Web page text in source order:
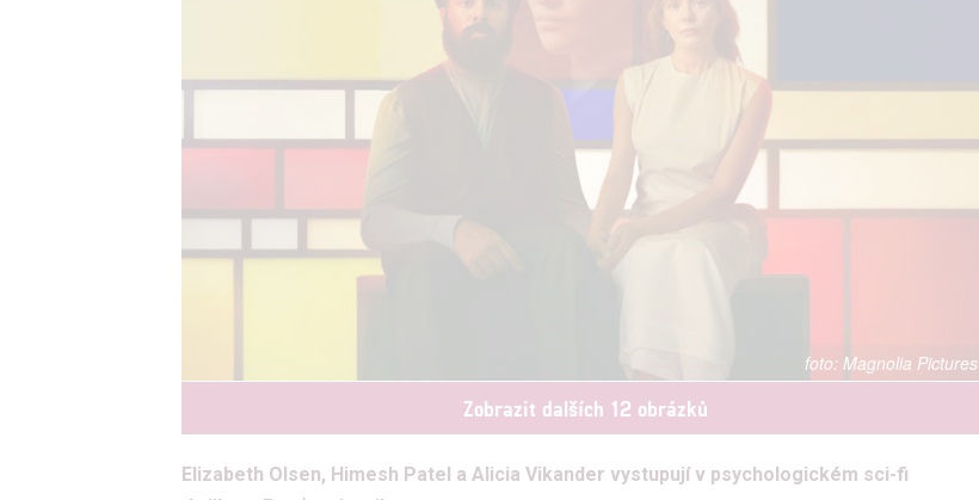
Magnolia Pictures
Zobrazit dalších 12 obrázků
Elizabeth Olsen, Himesh Patel a Alicia Vikander vystupují v psychologickém sci-fi